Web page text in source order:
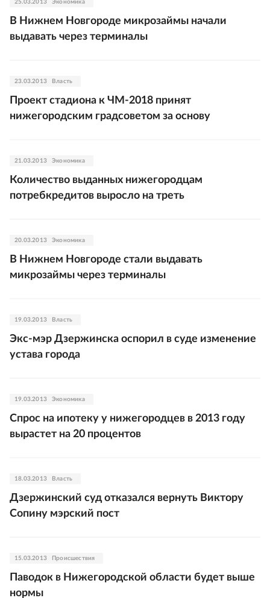
25.03.2013 Экономика
В Нижнем Новгороде микрозаймы начали
выдавать через терминалы
23.03.2013 Власть
Проект стадиона к ЧМ-2018 принят
нижегородским градсоветом за основу
21.03.2013 Экономика
Количество выданных нижегородцам
потребкредитов выросло на треть
20.03.2013 Экономика
В Нижнем Новгороде стали выдавать
микрозаймы через терминалы
19.03.2013 Власть
Экс-мэр Дзержинска оспорил в суде изменение
устава города
19.03.2013 Экономика
Спрос на ипотеку у нижегородцев в 2013 году
вырастет на 20 процентов
18.03.2013 Власть
Дзержинский суд отказался вернуть Виктору
Сопину мэрский пост
15.03.2013 Происшествия
Паводок в Нижегородской области будет выше
нормы